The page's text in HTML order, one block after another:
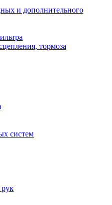
и дополнительного
тормоза
систем
рук